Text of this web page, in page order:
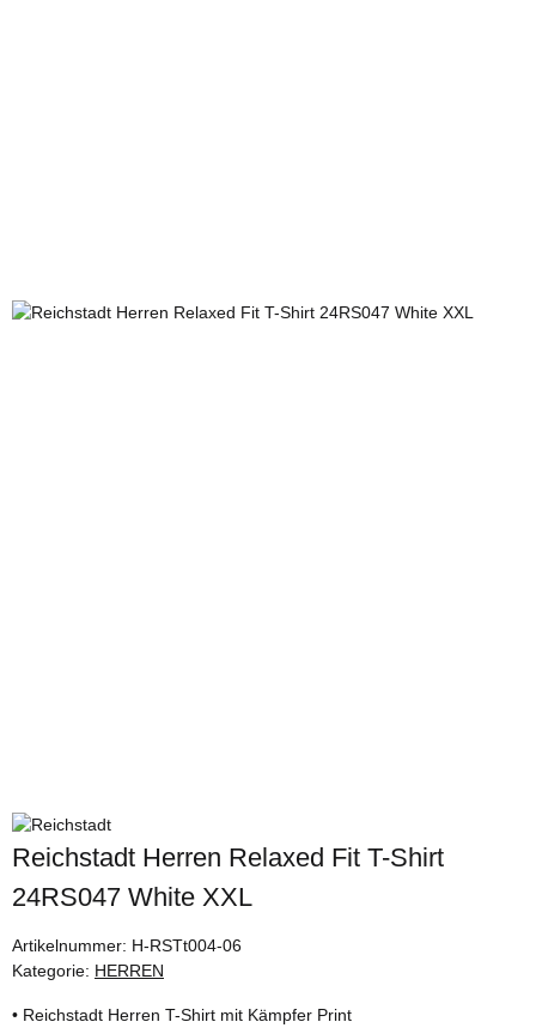
Reichstadt Herren Relaxed Fit T-Shirt
24RS047 White XXL
Artikelnummer: H-RSTt004-06
Kategorie: HERREN
• Reichstadt Herren T-Shirt mit Kämpfer Print